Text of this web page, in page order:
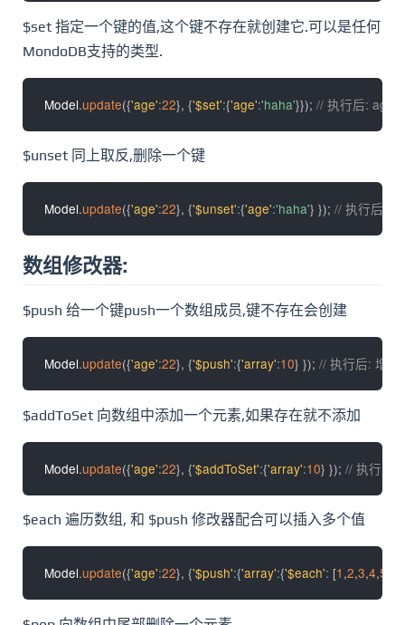
$set 指定一个键的值,这个键不存在就创建它.可以是任何
MondoDB支持的类型.
Model.update({'age':22}, {'$set':{'age':'haha'}}); // 执行后:
$unset 同上取反,删除一个键
Model.update({'age':22}, {'$unset':{'age':'haha'} }); // 执行后:
数组修改器:
$push 给一个键push一个数组成员,键不存在会创建
Model.update({'age':22}, {'$push':{'array':10} }); // 执行后: 增
$addToSet 向数组中添加一个元素,如果存在就不添加
Model.update({'age':22}, {'$addToSet':{'array':10} }); // 执行后:
$each 遍历数组, 和 $push 修改器配合可以插入多个值
Model.update({'age':22}, {'$push':{'array':{'$each': [1 ,2,3,4,5